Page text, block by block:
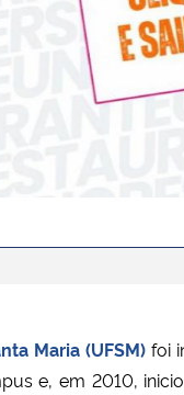
Maria (UFSM)foi
e, em 2010,